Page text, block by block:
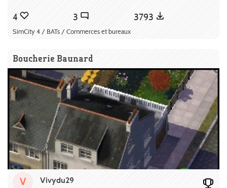
4 3 3793
SimCity 4 / BATs / Commerces et bureaux
Boucherie Baunard
V Vivydu29